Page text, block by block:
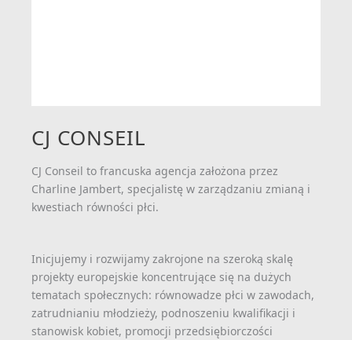
CJ CONSEIL
CJ Conseil to francuska agencja założona przez
Charline Jambert, specjalistę w zarządzaniu zmianą i
kwestiach równości płci.
Inicjujemy i rozwijamy zakrojone na szeroką skalę
projekty europejskie koncentrujące się na dużych
tematach społecznych: równowadze płci w zawodach,
zatrudnianiu młodzieży, podnoszeniu kwalifikacji i
stanowisk kobiet, promocji przedsiębiorczości